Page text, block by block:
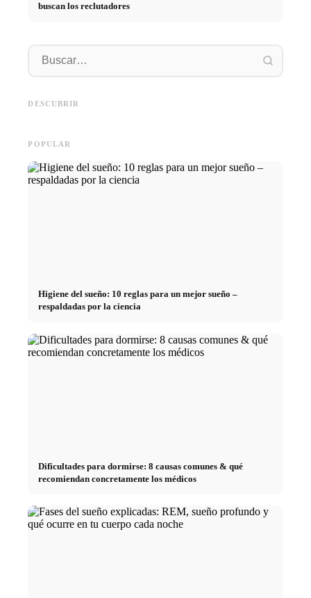
buscan los reclutadores
DESCUBRIR
carrera
POPULAR
Higiene del sueño: 10 reglas para un mejor sueño –
respaldadas por la ciencia
Dificultades para dormirse: 8 causas comunes & qué
recomiendan concretamente los médicos